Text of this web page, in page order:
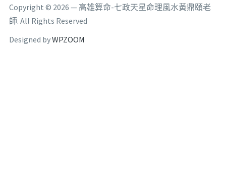
Copyright © 2026 — 高雄算命-七政天星命理風水黃鼎頤老
師. All Rights Reserved
Designed byWPZOOM